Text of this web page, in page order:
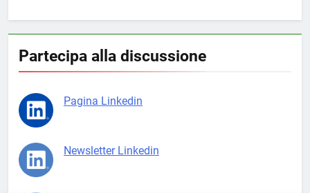
Partecipa alla discussione
Pagina Linkedin
Newsletter Linkedin